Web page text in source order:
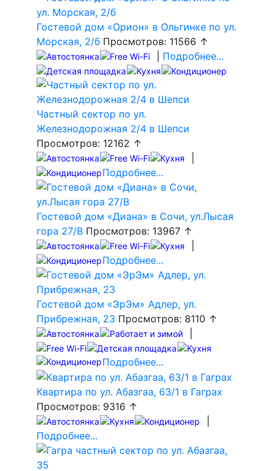
Гостевой дом «Орион» в Ольгинке по ул.
Морская, 2/б Просмотров: 11566 ↑
Подробнее...
Частный сектор по ул.
Железнодорожная 2/4 в Шепси
Просмотров: 12162 ↑
Подробнее...
Гостевой дом «Диана» в Сочи, ул.Лысая
гора 27/В Просмотров: 13967 ↑
Подробнее...
Гостевой дом «ЭрЭм» Адлер, ул.
Прибрежная, 23 Просмотров: 8110 ↑
Подробнее...
Квартира по ул. Абазгаа, 63/1 в Гаграх
Просмотров: 9316 ↑
Подробнее...